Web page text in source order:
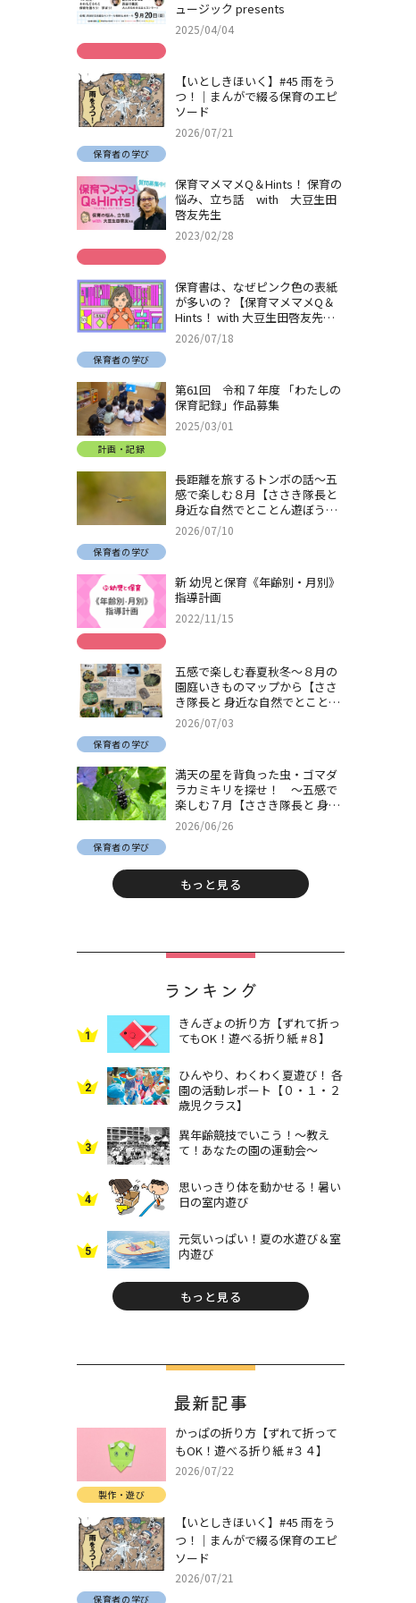
ュージック presents
2025/04/04
【いとしきほいく】#45 雨をう
つ！｜まんがで綴る保育のエピ
ソード
2026/07/21
保育者の学び
保育マメマメQ＆Hints！ 保育の
悩み、立ち話 with 大豆生田
啓友先生
2023/02/28
保育書は、なぜピンク色の表紙
が多いの？【保育マメマメQ＆
Hints！ with 大豆生田啓友先
生】
2026/07/18
保育者の学び
第61回 令和７年度 「わたしの
保育記録」作品募集
2025/03/01
計画・記録
長距離を旅するトンボの話～五
感で楽しむ８月【ささき隊長と
身近な自然でとことん遊ぼう！
＃32】
2026/07/10
保育者の学び
新 幼児と保育《年齢別・月別》
指導計画
2022/11/15
五感で楽しむ春夏秋冬～８月の
園庭いきものマップから【ささ
き隊長と 身近な自然でとことん
遊ぼう！＃31】
2026/07/03
保育者の学び
満天の星を背負った虫・ゴマダ
ラカミキリを探せ！ ～五感で
楽しむ７月【ささき隊長と 身近
な自然でとことん遊ぼう！＃
30】
2026/06/26
保育者の学び
もっと見る
ランキング
1
きんぎょの折り方【ずれて折っ
てもOK！遊べる折り紙 #８】
2
ひんやり、わくわく夏遊び！ 各
園の活動レポート【０・１・２
歳児クラス】
3
異年齢競技でいこう！～教え
て！あなたの園の運動会～
4
思いっきり体を動かせる！暑い
日の室内遊び
5
元気いっぱい！夏の水遊び＆室
内遊び
もっと見る
最新記事
かっぱの折り方【ずれて折って
もOK！遊べる折り紙 #３４】
2026/07/22
製作・遊び
【いとしきほいく】#45 雨をう
つ！｜まんがで綴る保育のエピ
ソード
2026/07/21
保育者の学び